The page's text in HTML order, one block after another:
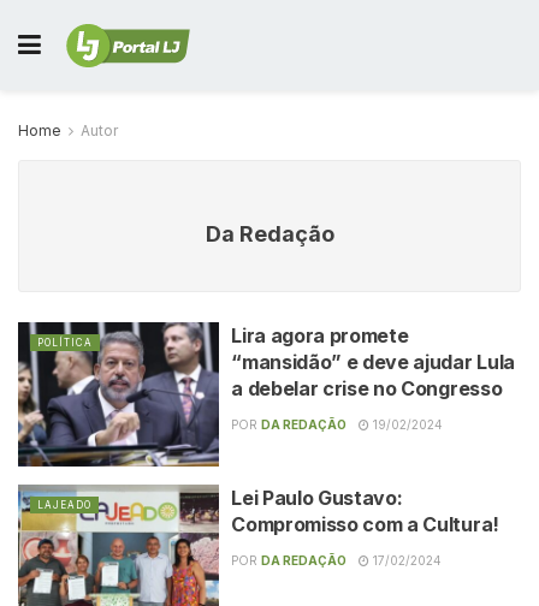
Home Autor
Da Redação
POLÍTICA
Lira agora promete
“mansidão” e deve ajudar Lula
a debelar crise no Congresso
POR DA REDAÇÃO 19/02/2024
LAJEADO
Lei Paulo Gustavo:
Compromisso com a Cultura!
POR DA REDAÇÃO 17/02/2024